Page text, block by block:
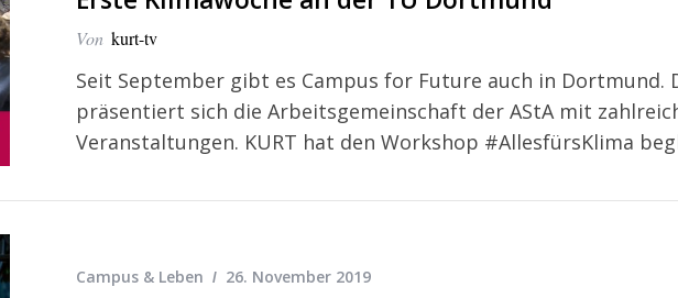
Von kurt-tv
Seit September gibt es Campus for Future auch in Dortmund.
präsentiert sich die Arbeitsgemeinschaft der AStA mit
Veranstaltungen. KURT hat den Workshop #AllesfürsKlima
Campus & Leben 26. November 2019